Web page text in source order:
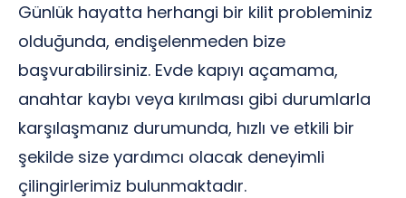
Günlük hayatta herhangi bir kilit probleminiz
olduğunda, endişelenmeden bize
başvurabilirsiniz. Evde kapıyı açamama,
anahtar kaybı veya kırılması gibi durumlarla
karşılaşmanız durumunda, hızlı ve etkili bir
şekilde size yardımcı olacak deneyimli
çilingirlerimiz bulunmaktadır.